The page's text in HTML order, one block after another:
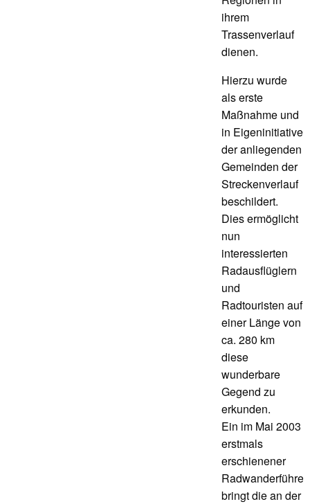
ihrem
Trassenverlauf
dienen.
Hierzu wurde
als erste
Maßnahme und
in Eigeninitiative
der anliegenden
Gemeinden der
Streckenverlauf
beschildert.
Dies ermöglicht
nun
interessierten
Radausflüglern
und
Radtouristen auf
einer Länge von
ca. 280 km
diese
wunderbare
Gegend zu
erkunden.
Ein im Mai 2003
erstmals
erschienener
Radwanderführer
bringt die an der